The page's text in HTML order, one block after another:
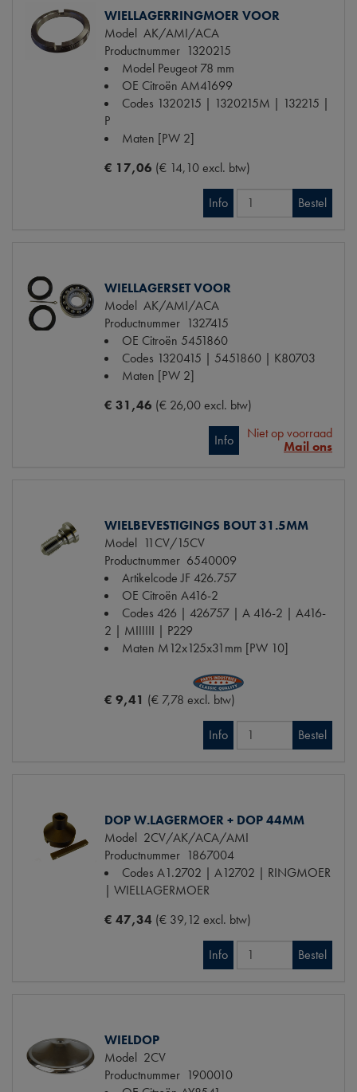
WIELLAGERRINGMOER VOOR
Model AK/AMI/ACA
Productnummer 1320215
Model Peugeot 78 mm
OE Citroën AM41699
Codes 1320215 | 1320215M | 132215 |
P
Maten [PW 2]
€ 17,06 (€ 14,10 excl. btw)
Info Bestel
WIELLAGERSET VOOR
Model AK/AMI/ACA
Productnummer 1327415
OE Citroën 5451860
Codes 1320415 | 5451860 | K80703
Maten [PW 2]
€ 31,46 (€ 26,00 excl. btw)
Info
Niet op voorraad
Mail ons
WIELBEVESTIGINGS BOUT 31.5MM
Model 11CV/15CV
Productnummer 6540009
Artikelcode JF426.757
OE Citroën A416-2
Codes 426 | 426757 | A 416-2 | A416-
2 | MIIIIII | P229
Maten M12x125x31mm [PW 10]
€ 9,41 (€ 7,78 excl. btw)
Info Bestel
DOP W.LAGERMOER + DOP 44MM
Model 2CV/AK/ACA/AMI
Productnummer 1867004
Codes A1.2702 | A12702 | RINGMOER
| WIELLAGERMOER
€ 47,34 (€ 39,12 excl. btw)
Info Bestel
WIELDOP
Model 2CV
Productnummer 1900010